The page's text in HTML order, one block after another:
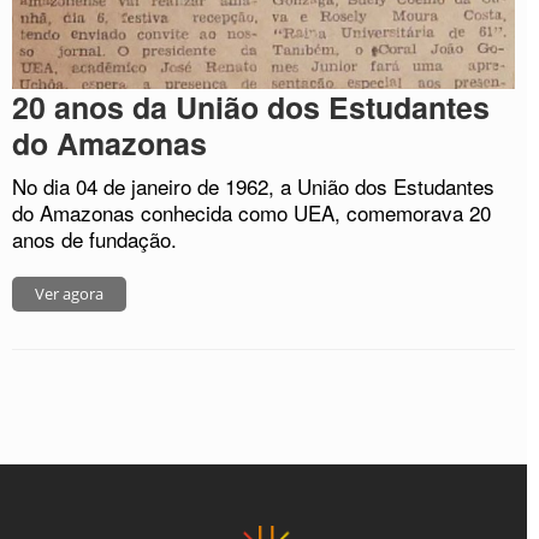
20 anos da União dos Estudantes
do Amazonas
No dia 04 de janeiro de 1962, a União dos Estudantes
do Amazonas conhecida como UEA, comemorava 20
anos de fundação.
Ver agora